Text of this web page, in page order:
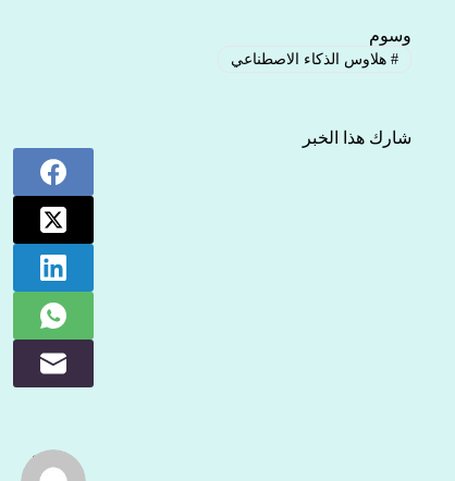
وسوم
#هلاوس الذكاء الاصطناعي
شارك هذا الخبر